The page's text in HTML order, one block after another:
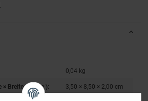
0,04 kg
Breite × Höhe ): 3,50 × 8,50 × 2,00 cm